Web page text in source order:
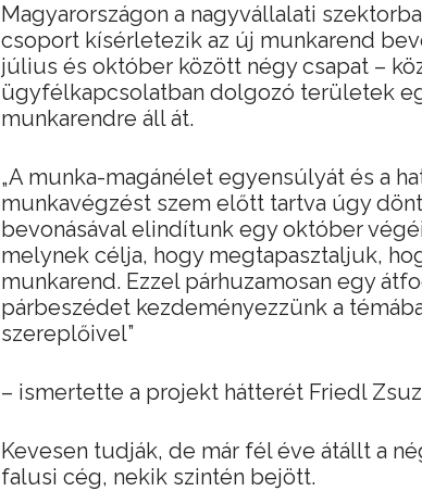
Magyarországon a nagyvállalati
csoport kísérletezik az új munkarend
július és október között négy csapat –
ügyfélkapcsolatban dolgozó területek
munkarendre áll át.
„A munka-magánélet egyensúlyát és a
munkavégzést szem előtt tartva úgy
bevonásával elindítunk egy október
melynek célja, hogy megtapasztaljuk,
munkarend. Ezzel párhuzamosan egy
párbeszédet kezdeményezzünk a
szereplőivel”
– ismertette a projekt hátterét Friedl
Kevesen tudják, de már fél éve átállt a
falusi cég, nekik szintén bejött.